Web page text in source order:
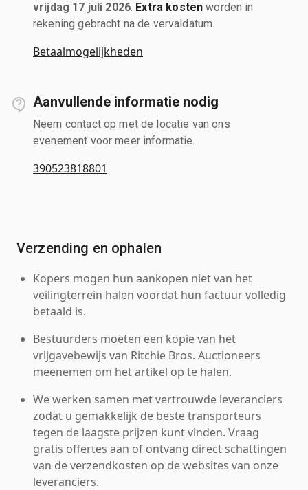
vrijdag 17 juli 2026 Extra kosten worden in
rekening gebracht na de vervaldatum.
Betaalmogelijkheden
Aanvullende informatie nodig
Neem contact op met de locatie van ons
evenement voor meer informatie.
390523818801
Verzending en ophalen
Kopers mogen hun aankopen niet van het
veilingterrein halen voordat hun factuur volledig
betaald is.
Bestuurders moeten een kopie van het
vrijgavebewijs van Ritchie Bros. Auctioneers
meenemen om het artikel op te halen.
We werken samen met vertrouwde leveranciers
zodat u gemakkelijk de beste transporteurs
tegen de laagste prijzen kunt vinden. Vraag
gratis offertes aan of ontvang direct schattingen
van de verzendkosten op de websites van onze
leveranciers.